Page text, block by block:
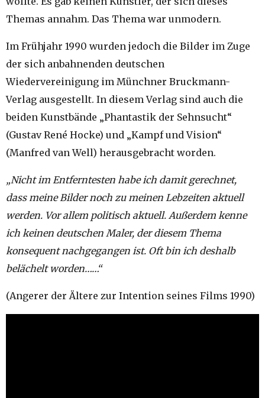
Themas annahm. Das Thema war unmodern.
Im Frühjahr 1990 wurden jedoch die Bilder im Zuge
der sich anbahnenden deutschen
Wiedervereinigung im Münchner Bruckmann-
Verlag ausgestellt. In diesem Verlag sind auch die
beiden Kunstbände „Phantastik der Sehnsucht“
(Gustav René Hocke) und „Kampf und Vision“
(Manfred van Well) herausgebracht worden.
„Nicht im Entferntesten habe ich damit gerechnet,
dass meine Bilder noch zu meinen Lebzeiten aktuell
werden. Vor allem politisch aktuell. Außerdem kenne
ich keinen deutschen Maler, der diesem Thema
konsequent nachgegangen ist. Oft bin ich deshalb
belächelt worden……“
(Angerer der Ältere zur Intention seines Films 1990)